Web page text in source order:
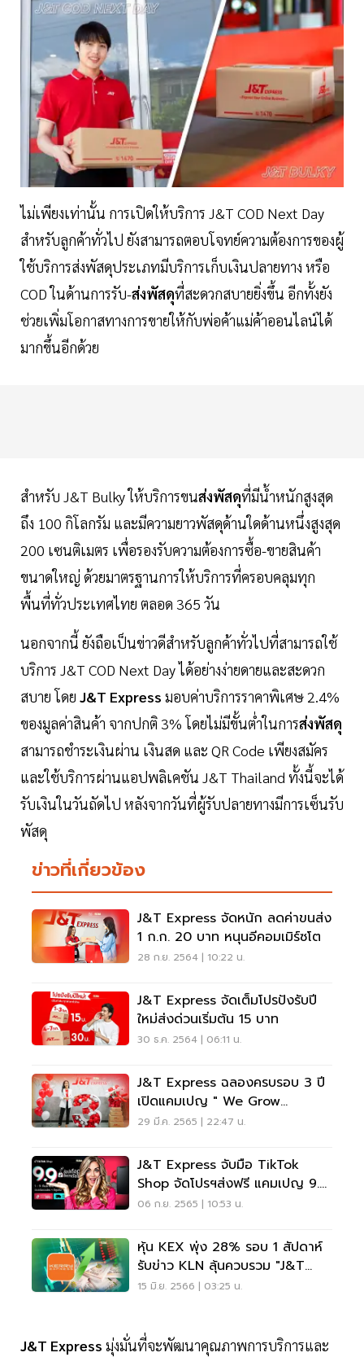
ไม่เพียงเท่านั้น การเปิดให้บริการ J&T COD Next Day
สำหรับลูกค้าทั่วไป ยังสามารถตอบโจทย์ความต้องการของผู้
ใช้บริการส่งพัสดุประเภทมีบริการเก็บเงินปลายทาง หรือ
COD ในด้านการรับ-ส่งพัสดุที่สะดวกสบายยิ่งขึ้น อีกทั้งยัง
ช่วยเพิ่มโอกาสทางการขายให้กับพ่อค้าแม่ค้าออนไลน์ได้
มากขึ้นอีกด้วย
สำหรับ J&T Bulky ให้บริการขนส่งพัสดุที่มีน้ำหนักสูงสุด
ถึง 100 กิโลกรัม และมีความยาวพัสดุด้านใดด้านหนึ่งสูงสุด
200 เซนติเมตร เพื่อรองรับความต้องการซื้อ-ขายสินค้า
ขนาดใหญ่ ด้วยมาตรฐานการให้บริการที่ครอบคลุมทุก
พื้นที่ทั่วประเทศไทย ตลอด 365 วัน
นอกจากนี้ ยังถือเป็นข่าวดีสำหรับลูกค้าทั่วไปที่สามารถใช้
บริการ J&T COD Next Day ได้อย่างง่ายดายและสะดวก
สบาย โดย J&T Express มอบค่าบริการราคาพิเศษ 2.4%
ของมูลค่าสินค้า จากปกติ 3% โดยไม่มีขั้นต่ำในการส่งพัสดุ
สามารถชำระเงินผ่าน เงินสด และ QR Code เพียงสมัคร
และใช้บริการผ่านแอปพลิเคชัน J&T Thailand ทั้งนี้จะได้
รับเงินในวันถัดไป หลังจากวันที่ผู้รับปลายทางมีการเซ็นรับ
พัสดุ
ข่าวที่เกี่ยวข้อง
J&T Express จัดหนัก ลดค่าขนส่ง
1 ก.ก. 20 บาท หนุนอีคอมเมิร์ซโต
28 ก.ย. 2564 | 10:22 น.
J&T Express จัดเต็มโปรปังรับปี
ใหม่ส่งด่วนเริ่มต้น 15 บาท
30 ธ.ค. 2564 | 06:11 น.
J&T Express ฉลองครบรอบ 3 ปี
เปิดแคมเปญ " We Grow
Together ” ขอบคุณลูกค้า
29 มี.ค. 2565 | 22:47 น.
J&T Express จับมือ TikTok
Shop จัดโปรฯส่งฟรี แคมเปญ 9.9
ช้อปเดือด
06 ก.ย. 2565 | 10:53 น.
หุ้น KEX พุ่ง 28% รอบ 1 สัปดาห์
รับข่าว KLN ลุ้นควบรวม "J&T
Express"
15 มิ.ย. 2566 | 03:25 น.
J&T Express มุ่งมั่นที่จะพัฒนาคุณภาพการบริการและ